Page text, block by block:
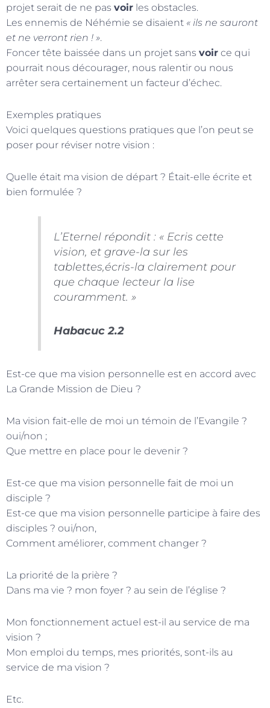
projet serait de ne pas voir les obstacles.
Les ennemis de Néhémie se disaient « ils ne sauront
et ne verront rien ! ».
Foncer tête baissée dans un projet sans voir ce qui
pourrait nous décourager, nous ralentir ou nous
arrêter sera certainement un facteur d’échec.
Exemples pratiques
Voici quelques questions pratiques que l’on peut se
poser pour réviser notre vision :
Quelle était ma vision de départ ? Était-elle écrite et
bien formulée ?
L’Eternel répondit : « Ecris cette
vision, et grave-la sur les
tablettes,écris-la clairement pour
que chaque lecteur la lise
couramment. »
Habacuc 2.2
Est-ce que ma vision personnelle est en accord avec
La Grande Mission de Dieu ?
Ma vision fait-elle de moi un témoin de l’Evangile ?
oui/non ;
Que mettre en place pour le devenir ?
Est-ce que ma vision personnelle fait de moi un
disciple ?
Est-ce que ma vision personnelle participe à faire des
disciples ? oui/non,
Comment améliorer, comment changer ?
La priorité de la prière ?
Dans ma vie ? mon foyer ? au sein de l’église ?
Mon fonctionnement actuel est-il au service de ma
vision ?
Mon emploi du temps, mes priorités, sont-ils au
service de ma vision ?
Etc.